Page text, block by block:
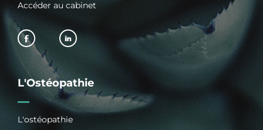
Accéder au cabinet
L'Ostéopathie
L'ostéopathie